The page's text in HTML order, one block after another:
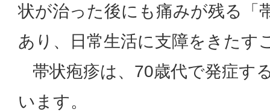
状が治った後にも痛みが残る「
あり、日常生活に支障をきたす
帯状疱疹は、70歳代で発症す
います。